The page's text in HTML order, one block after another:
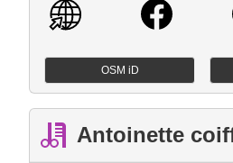
OSM iD
Antoinette